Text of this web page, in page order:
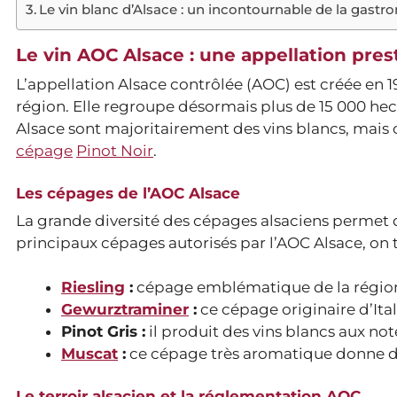
Le vin blanc d’Alsace : un incontournable de la
Le vin AOC Alsace : une appellation
L’appellation Alsace contrôlée (AOC) est créée
région. Elle regroupe désormais plus de 15 000
Alsace sont majoritairement des vins blancs,
cépage Pinot Noir.
Les cépages de l’AOC Alsace
La grande diversité des cépages alsaciens
principaux cépages autorisés par l’AOC Alsace, on
Riesling : cépage emblématique de la
Gewurztraminer : ce cépage originaire
Pinot Gris : il produit des vins blancs aux
Muscat : ce cépage très aromatique donne